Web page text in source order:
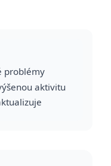
problémy
aktivitu